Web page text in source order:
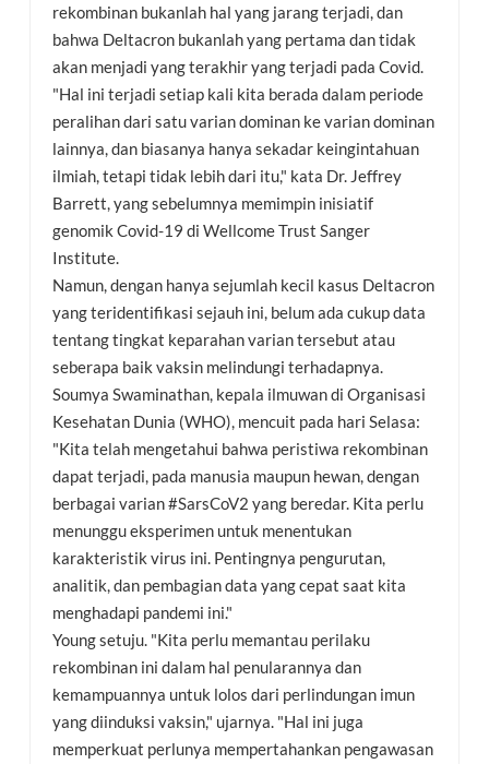
rekombinan bukanlah hal yang jarang terjadi, dan
bahwa Deltacron bukanlah yang pertama dan tidak
akan menjadi yang terakhir yang terjadi pada Covid.
"Hal ini terjadi setiap kali kita berada dalam periode
peralihan dari satu varian dominan ke varian dominan
lainnya, dan biasanya hanya sekadar keingintahuan
ilmiah, tetapi tidak lebih dari itu," kata Dr. Jeffrey
Barrett, yang sebelumnya memimpin inisiatif
genomik Covid-19 di Wellcome Trust Sanger
Institute.
Namun, dengan hanya sejumlah kecil kasus Deltacron
yang teridentifikasi sejauh ini, belum ada cukup data
tentang tingkat keparahan varian tersebut atau
seberapa baik vaksin melindungi terhadapnya.
Soumya Swaminathan, kepala ilmuwan di Organisasi
Kesehatan Dunia (WHO), mencuit pada hari Selasa:
"Kita telah mengetahui bahwa peristiwa rekombinan
dapat terjadi, pada manusia maupun hewan, dengan
berbagai varian #SarsCoV2 yang beredar. Kita perlu
menunggu eksperimen untuk menentukan
karakteristik virus ini. Pentingnya pengurutan,
analitik, dan pembagian data yang cepat saat kita
menghadapi pandemi ini."
Young setuju. "Kita perlu memantau perilaku
rekombinan ini dalam hal penularannya dan
kemampuannya untuk lolos dari perlindungan imun
yang diinduksi vaksin," ujarnya. "Hal ini juga
memperkuat perlunya mempertahankan pengawasan